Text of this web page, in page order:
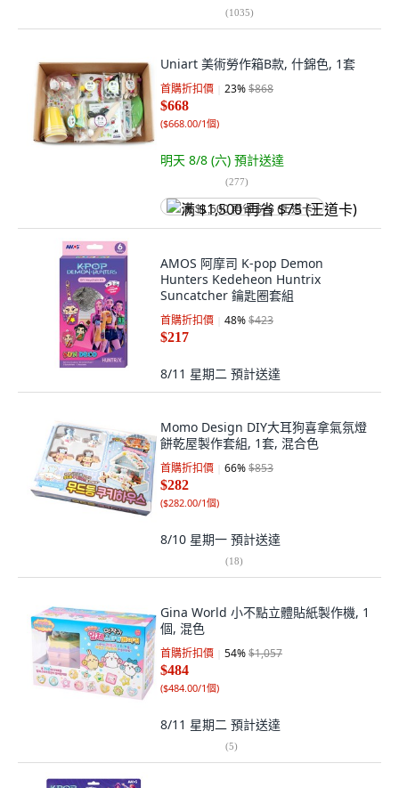
(1035)
Uniart 美術勞作箱B款, 什錦色, 1套
首購折扣價 23%$868
$668
($668.00/1個)
明天 8/8 (六) 預計送達
(277)
满 $1,500 再省 $75 (王道卡)
AMOS 阿摩司 K-pop Demon
Hunters Kedeheon Huntrix
Suncatcher 鑰匙圈套組
首購折扣價 48%$423
$217
8/11 星期二 預計送達
Momo Design DIY大耳狗喜拿氣氛燈
餅乾屋製作套組, 1套, 混合色
首購折扣價 66%$853
$282
($282.00/1個)
8/10 星期一 預計送達
(18)
Gina World 小不點立體貼紙製作機, 1
個, 混色
首購折扣價 54%$1,057
$484
($484.00/1個)
8/11 星期二 預計送達
(5)